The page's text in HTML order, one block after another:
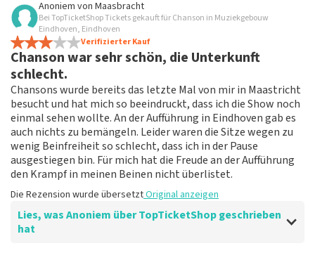
TopTicketShop sammelt Bewertungen von echten Kunden.
Es ist nicht möglich, eine Bewertung abzugeben, wenn du
keine Tickets bei TopTicketShop gekauft hast. Beiträge mit
beleidigender Sprache und/oder falschen Angaben werden
nicht veröffentlicht. Es kann einige Wochen dauern, bis eine
Bewertung veröffentlicht wird.
Anoniem von Maasbracht
Bei TopTicketShop Tickets gekauft für Chanson in Muziekgebouw
Eindhoven, Eindhoven
Verifizierter Kauf
Chanson war sehr schön, die Unterkunft
schlecht.
Chansons wurde bereits das letzte Mal von mir in Maastricht
besucht und hat mich so beeindruckt, dass ich die Show noch
einmal sehen wollte. An der Aufführung in Eindhoven gab es
auch nichts zu bemängeln. Leider waren die Sitze wegen zu
wenig Beinfreiheit so schlecht, dass ich in der Pause
ausgestiegen bin. Für mich hat die Freude an der Aufführung
den Krampf in meinen Beinen nicht überlistet.
Die Rezension wurde übersetztOriginal anzeigen
Lies, was Anoniem über TopTicketShop geschrieben
hat